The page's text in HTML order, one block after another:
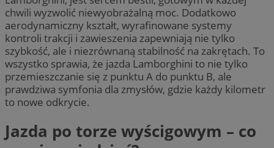
chwili wyzwolić niewyobrażalną moc. Dodatkowo
aerodynamiczny kształt, wyrafinowane systemy
kontroli trakcji i zawieszenia zapewniają nie tylko
szybkość, ale i niezrównaną stabilność na zakrętach. To
wszystko sprawia, że jazda Lamborghini to nie tylko
przemieszczanie się z punktu A do punktu B, ale
prawdziwa symfonia dla zmysłów, gdzie każdy kilometr
to nowe odkrycie.
Jazda po torze wyścigowym – co